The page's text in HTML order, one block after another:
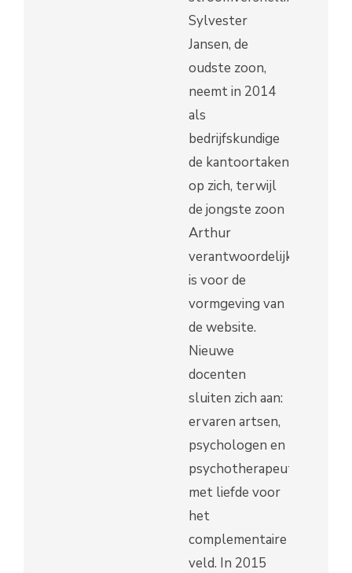
Sylvester
Jansen, de
oudste zoon,
neemt in 2014
als
bedrijfskundige
de kantoortaken
op zich, terwijl
de jongste zoon
Arthur
verantwoordelijk
is voor de
vormgeving van
de website.
Nieuwe
docenten
sluiten zich aan:
ervaren artsen,
psychologen en
psychotherapeuten
met liefde voor
het
complementaire
veld. In 2015